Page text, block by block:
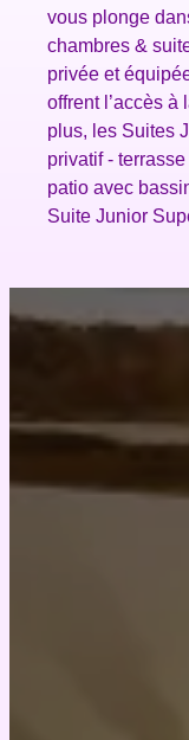
vous plonge
chambres &
privée et
offrent l’accès à
plus, les Suites
privatif -
patio avec
Suite Junior